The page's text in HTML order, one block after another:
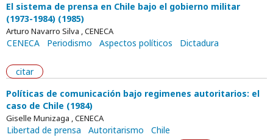
El sistema de prensa en Chile bajo el gobierno militar
(1973-1984) (1985)
Arturo Navarro Silva , CENECA
CENECA Periodismo Aspectos políticos Dictadura
citar
Políticas de comunicación bajo regimenes autoritarios: el
caso de Chile (1984)
Giselle Munizaga , CENECA
Libertad de prensa Autoritarismo
Chile